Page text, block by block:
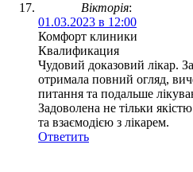
Вікторія:
01.03.2023 в 12:00
Комфорт клиники
Квалификация
Чудовий доказовий лікар.
отримала повний огляд,
питання та подальше
Задоволена не тільки
та взаємодією з лікарем.
Ответить